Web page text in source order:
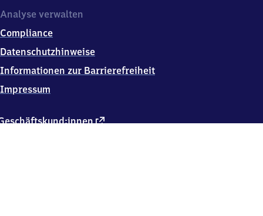
externer
Analyse verwalten
Compliance
Datenschutzhinweise
Informationen zur Barrierefreiheit
Impressum